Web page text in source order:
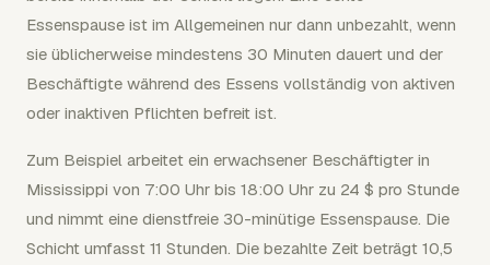
Essenspause ist im Allgemeinen nur dann unbezahlt, wenn
sie üblicherweise mindestens 30 Minuten dauert und der
Beschäftigte während des Essens vollständig von aktiven
oder inaktiven Pflichten befreit ist.
Zum Beispiel arbeitet ein erwachsener Beschäftigter in
Mississippi von 7:00 Uhr bis 18:00 Uhr zu 24 $ pro Stunde
und nimmt eine dienstfreie 30-minütige Essenspause. Die
Schicht umfasst 11 Stunden. Die bezahlte Zeit beträgt 10,5